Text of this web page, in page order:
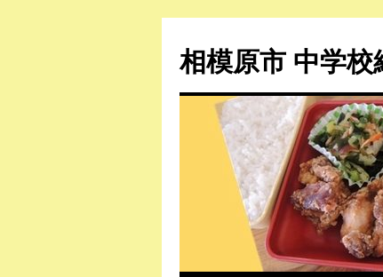
相模原市 中学